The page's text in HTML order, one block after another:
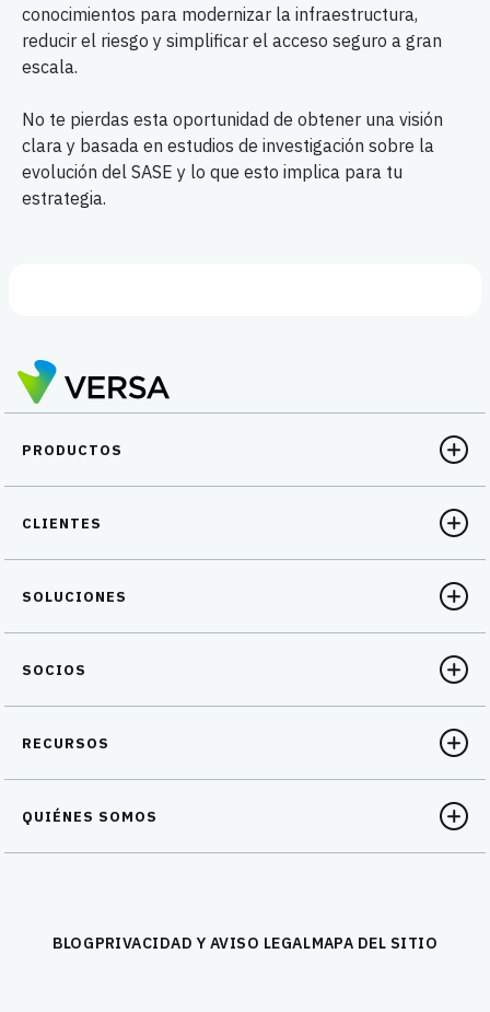
conocimientos para modernizar la infraestructura,
reducir el riesgo y simplificar el acceso seguro a gran
escala.
No te pierdas esta oportunidad de obtener una visión
clara y basada en estudios de investigación sobre la
evolución del SASE y lo que esto implica para tu
estrategia.
PRODUCTOS
CLIENTES
SOLUCIONES
SOCIOS
RECURSOS
QUIÉNES SOMOS
BLOGPRIVACIDAD Y AVISO LEGALMAPA DEL SITIO